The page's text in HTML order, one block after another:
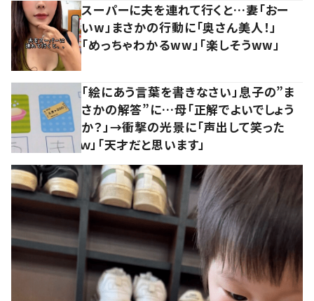
スーパーに夫を連れて行くと…妻「おー
いw」まさかの行動に「奥さん美人！」
「めっちゃわかるww」「楽しそうww」
「絵にあう言葉を書きなさい」息子の”ま
さかの解答”に…母「正解でよいでしょう
か？」→衝撃の光景に「声出して笑った
ｗ」「天才だと思います」